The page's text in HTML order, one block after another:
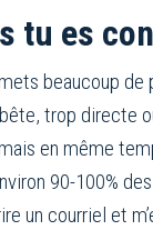
tu es
beaucoup
bête, trop
en même
90-100%
un courriel et